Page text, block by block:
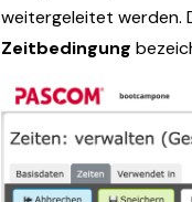
weitergeleitet werden.
Zeitbedingung